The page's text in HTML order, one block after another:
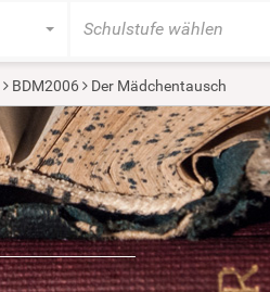
Schulstufe wählen
BDM2006 Der Mädchentausch